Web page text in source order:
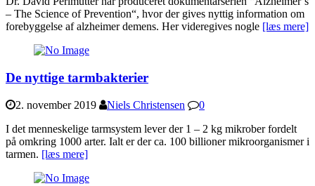
– The Science of Prevention“, hvor der gives nyttig information om
forebyggelse af alzheimer demens. Her videregives nogle [læs mere]
De nyttige tarmbakterier
2. november 2019 Niels Christensen
0
I det menneskelige tarmsystem lever der 1 – 2 kg mikrober fordelt
på omkring 1000 arter. Ialt er der ca. 100 billioner mikroorganismer i
tarmen. [læs mere]